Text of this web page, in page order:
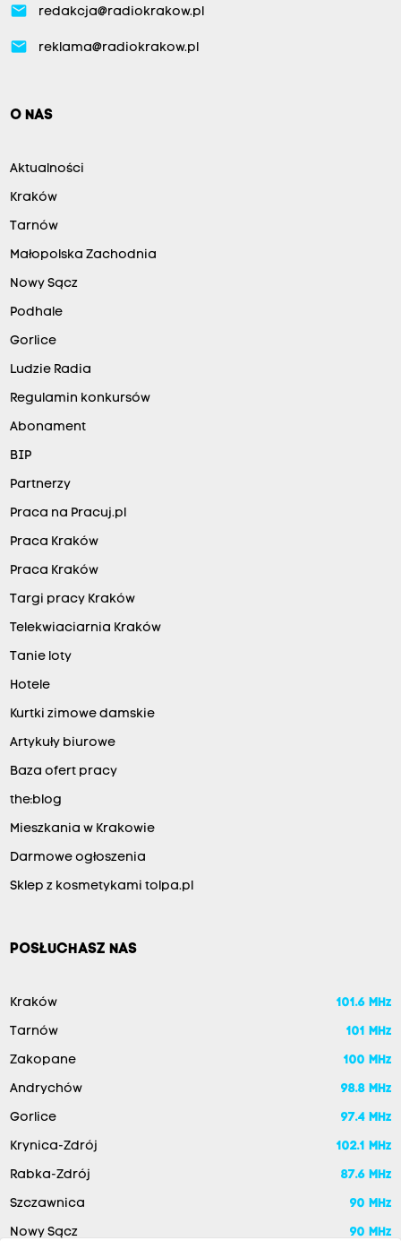
email redakcja@radiokrakow.pl
email reklama@radiokrakow.pl
O NAS
Aktualności
Kraków
Tarnów
Małopolska Zachodnia
Nowy Sącz
Podhale
Gorlice
Ludzie Radia
Regulamin konkursów
Abonament
BIP
Partnerzy
Praca na Pracuj.pl
Praca Kraków
Praca Kraków
Targi pracy Kraków
Telekwiaciarnia Kraków
Tanie loty
Hotele
Kurtki zimowe damskie
Artykuły biurowe
Baza ofert pracy
the:blog
Mieszkania w Krakowie
Darmowe ogłoszenia
Sklep z kosmetykami tolpa.pl
POSŁUCHASZ NAS
Kraków 101.6 MHz
Tarnów 101 MHz
Zakopane 100 MHz
Andrychów 98.8 MHz
Gorlice 97.4 MHz
Krynica-Zdrój 102.1 MHz
Rabka-Zdrój 87.6 MHz
Szczawnica 90 MHz
Nowy Sącz 90 MHz